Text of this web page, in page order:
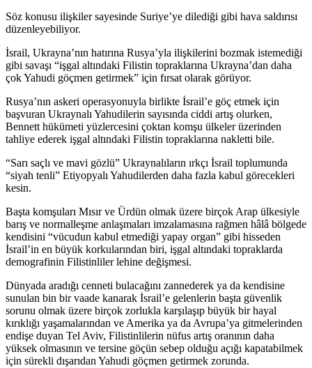
Söz konusu ilişkiler sayesinde Suriye’ye dilediği gibi hava saldırısı
düzenleyebiliyor.
İsrail, Ukrayna’nın hatırına Rusya’yla ilişkilerini bozmak istemediği
gibi savaşı “işgal altındaki Filistin topraklarına Ukrayna’dan daha
çok Yahudi göçmen getirmek” için fırsat olarak görüyor.
Rusya’nın askeri operasyonuyla birlikte İsrail’e göç etmek için
başvuran Ukraynalı Yahudilerin sayısında ciddi artış olurken,
Bennett hükümeti yüzlercesini çoktan komşu ülkeler üzerinden
tahliye ederek işgal altındaki Filistin topraklarına nakletti bile.
“Sarı saçlı ve mavi gözlü” Ukraynalıların ırkçı İsrail toplumunda
“siyah tenli” Etiyopyalı Yahudilerden daha fazla kabul görecekleri
kesin.
Başta komşuları Mısır ve Ürdün olmak üzere birçok Arap ülkesiyle
barış ve normalleşme anlaşmaları imzalamasına rağmen hâlâ bölgede
kendisini “vücudun kabul etmediği yapay organ” gibi hisseden
İsrail’in en büyük korkularından biri, işgal altındaki topraklarda
demografinin Filistinliler lehine değişmesi.
Dünyada aradığı cenneti bulacağını zannederek ya da kendisine
sunulan bin bir vaade kanarak İsrail’e gelenlerin başta güvenlik
sorunu olmak üzere birçok zorlukla karşılaşıp büyük bir hayal
kırıklığı yaşamalarından ve Amerika ya da Avrupa’ya gitmelerinden
endişe duyan Tel Aviv, Filistinlilerin nüfus artış oranının daha
yüksek olmasının ve tersine göçün sebep olduğu açığı kapatabilmek
için sürekli dışarıdan Yahudi göçmen getirmek zorunda.